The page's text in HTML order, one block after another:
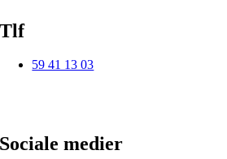
Tlf
59 41 13 03
Sociale medier